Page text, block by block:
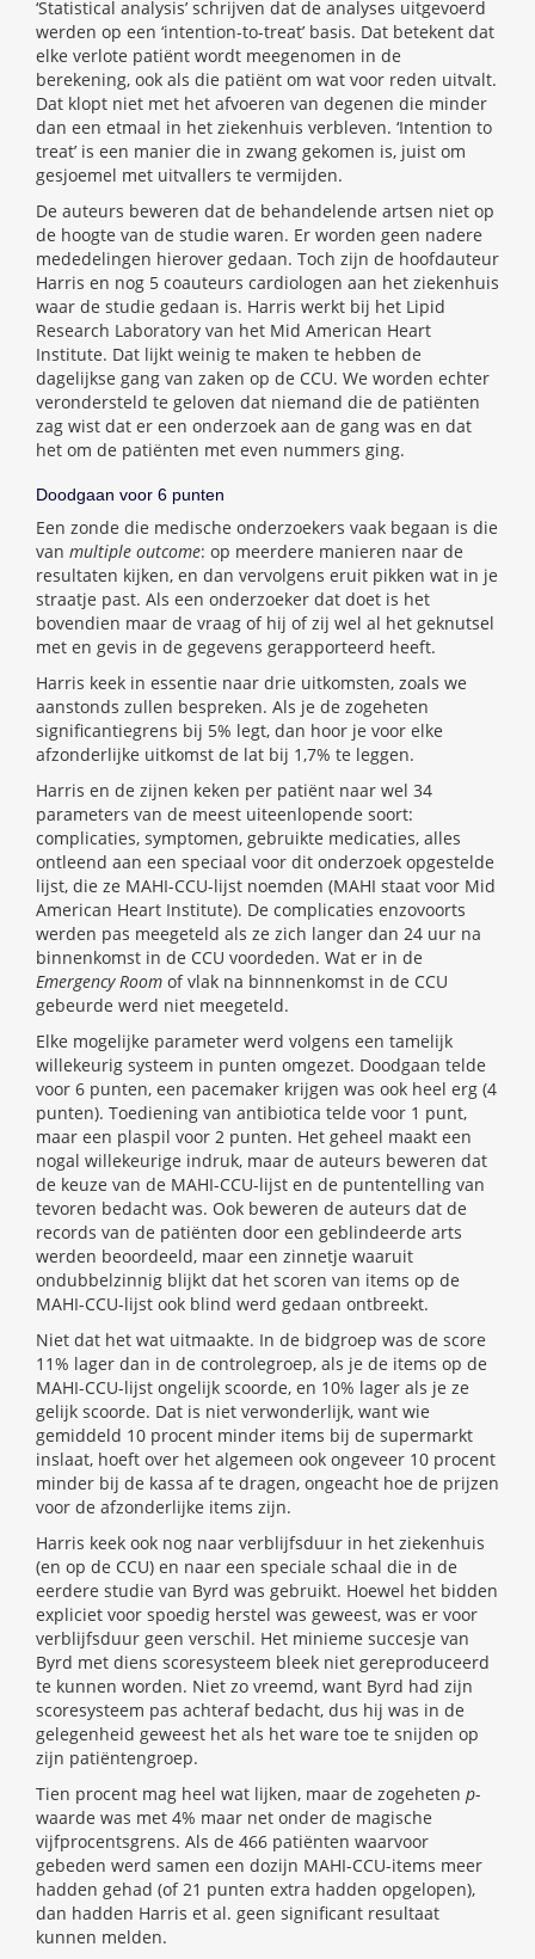
‘Statistical analysis’ schrijven dat de analyses uitgevoerd
werden op een ‘intention-to-treat’ basis. Dat betekent dat
elke verlote patiënt wordt meegenomen in de
berekening, ook als die patiënt om wat voor reden uitvalt.
Dat klopt niet met het afvoeren van degenen die minder
dan een etmaal in het ziekenhuis verbleven. ‘Intention to
treat’ is een manier die in zwang gekomen is, juist om
gesjoemel met uitvallers te vermijden.
De auteurs beweren dat de behandelende artsen niet op
de hoogte van de studie waren. Er worden geen nadere
mededelingen hierover gedaan. Toch zijn de hoofdauteur
Harris en nog 5 coauteurs cardiologen aan het ziekenhuis
waar de studie gedaan is. Harris werkt bij het Lipid
Research Laboratory van het Mid American Heart
Institute. Dat lijkt weinig te maken te hebben de
dagelijkse gang van zaken op de CCU. We worden echter
verondersteld te geloven dat niemand die de patiënten
zag wist dat er een onderzoek aan de gang was en dat
het om de patiënten met even nummers ging.
Doodgaan voor 6 punten
Een zonde die medische onderzoekers vaak begaan is die
van multiple outcome: op meerdere manieren naar de
resultaten kijken, en dan vervolgens eruit pikken wat in je
straatje past. Als een onderzoeker dat doet is het
bovendien maar de vraag of hij of zij wel al het geknutsel
met en gevis in de gegevens gerapporteerd heeft.
Harris keek in essentie naar drie uitkomsten, zoals we
aanstonds zullen bespreken. Als je de zogeheten
significantiegrens bij 5% legt, dan hoor je voor elke
afzonderlijke uitkomst de lat bij 1,7% te leggen.
Harris en de zijnen keken per patiënt naar wel 34
parameters van de meest uiteenlopende soort:
complicaties, symptomen, gebruikte medicaties, alles
ontleend aan een speciaal voor dit onderzoek opgestelde
lijst, die ze MAHI-CCU-lijst noemden (MAHI staat voor Mid
American Heart Institute). De complicaties enzovoorts
werden pas meegeteld als ze zich langer dan 24 uur na
binnenkomst in de CCU voordeden. Wat er in de
Emergency Room of vlak na binnnenkomst in de CCU
gebeurde werd niet meegeteld.
Elke mogelijke parameter werd volgens een tamelijk
willekeurig systeem in punten omgezet. Doodgaan telde
voor 6 punten, een pacemaker krijgen was ook heel erg (4
punten). Toediening van antibiotica telde voor 1 punt,
maar een plaspil voor 2 punten. Het geheel maakt een
nogal willekeurige indruk, maar de auteurs beweren dat
de keuze van de MAHI-CCU-lijst en de puntentelling van
tevoren bedacht was. Ook beweren de auteurs dat de
records van de patiënten door een geblindeerde arts
werden beoordeeld, maar een zinnetje waaruit
ondubbelzinnig blijkt dat het scoren van items op de
MAHI-CCU-lijst ook blind werd gedaan ontbreekt.
Niet dat het wat uitmaakte. In de bidgroep was de score
11% lager dan in de controlegroep, als je de items op de
MAHI-CCU-lijst ongelijk scoorde, en 10% lager als je ze
gelijk scoorde. Dat is niet verwonderlijk, want wie
gemiddeld 10 procent minder items bij de supermarkt
inslaat, hoeft over het algemeen ook ongeveer 10 procent
minder bij de kassa af te dragen, ongeacht hoe de prijzen
voor de afzonderlijke items zijn.
Harris keek ook nog naar verblijfsduur in het ziekenhuis
(en op de CCU) en naar een speciale schaal die in de
eerdere studie van Byrd was gebruikt. Hoewel het bidden
expliciet voor spoedig herstel was geweest, was er voor
verblijfsduur geen verschil. Het minieme succesje van
Byrd met diens scoresysteem bleek niet gereproduceerd
te kunnen worden. Niet zo vreemd, want Byrd had zijn
scoresysteem pas achteraf bedacht, dus hij was in de
gelegenheid geweest het als het ware toe te snijden op
zijn patiëntengroep.
Tien procent mag heel wat lijken, maar de zogeheten p-
waarde was met 4% maar net onder de magische
vijfprocentsgrens. Als de 466 patiënten waarvoor
gebeden werd samen een dozijn MAHI-CCU-items meer
hadden gehad (of 21 punten extra hadden opgelopen),
dan hadden Harris et al. geen significant resultaat
kunnen melden.